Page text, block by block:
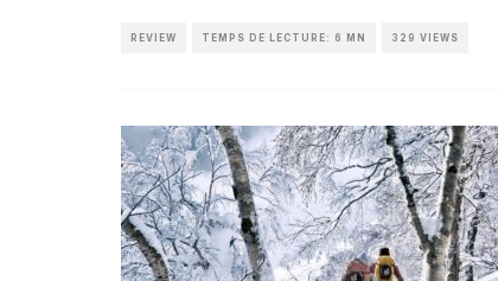
REVIEW TEMPS DE LECTURE: 6 MN 329 VIEWS